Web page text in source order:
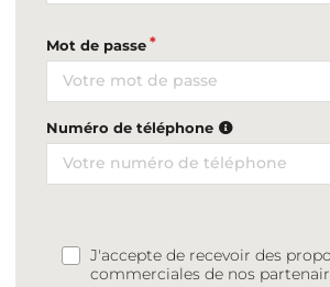
Mot de passe
Numéro de téléphone
J'accepte de recevoir des
commerciales de nos